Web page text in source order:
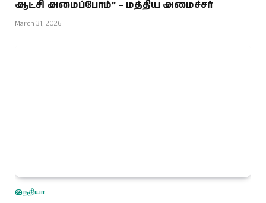
ஆட்சி அமைப்போம்” – மத்திய அமைச்சர்
March 31, 2026
இந்தியா